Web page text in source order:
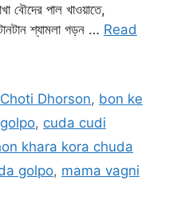
বৌদের পাল খাওয়াতে,
শ্যামলা গড়ন … Read
Dhorson, bon ke
, cuda cudi
khara kora chuda
golpo, mama vagni